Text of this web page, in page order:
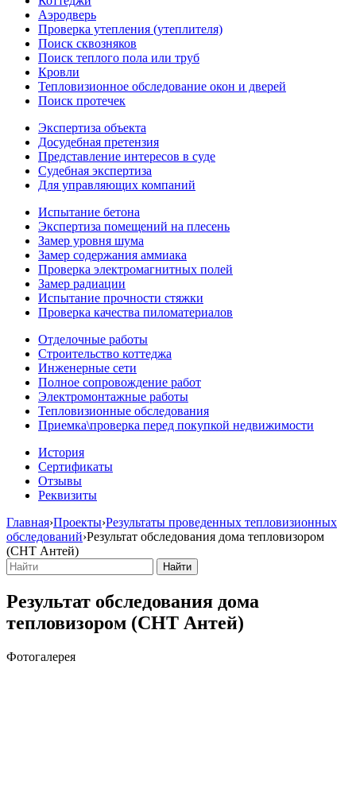
Аэродверь
Проверка утепления (утеплителя)
Поиск сквозняков
Поиск теплого пола или труб
Кровли
Тепловизионное обследование окон и дверей
Поиск протечек
Экспертиза объекта
Досудебная претензия
Представление интересов в суде
Судебная экспертиза
Для управляющих компаний
Испытание бетона
Экспертиза помещений на плесень
Замер уровня шума
Замер содержания аммиака
Проверка электромагнитных полей
Замер радиации
Испытание прочности стяжки
Проверка качества пиломатериалов
Отделочные работы
Строительство коттеджа
Инженерные сети
Полное сопровождение работ
Электромонтажные работы
Тепловизионные обследования
Приемка\проверка перед покупкой недвижимости
История
Сертификаты
Отзывы
Реквизиты
Главная›Проекты›Результаты проведенных тепловизионных
обследований›Результат обследования дома тепловизором
(СНТ Антей)
Результат обследования дома
тепловизором (СНТ Антей)
Фотогалерея